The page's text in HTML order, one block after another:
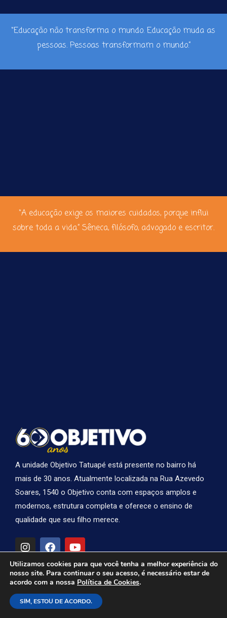
“Educação não transforma o mundo. Educação muda as
pessoas. Pessoas transformam o mundo.”
“A educação exige os maiores cuidados, porque influi
sobre toda a vida.” Sêneca, filósofo, advogado e escritor.
A unidade Objetivo Tatuapé está presente no bairro há
mais de 30 anos. Atualmente localizada na Rua Azevedo
Soares, 1540 o Objetivo conta com espaços amplos e
modernos, estrutura completa e oferece o ensino de
qualidade que seu filho merece.
I
n
s
t
a
g
r
a
F
a
c
e
b
o
o
k
Y
o
u
t
u
b
e
Contatos do Colégio
Rua Azevedo Soares 1.540 - Vila Gomes Cardim -
Utilizamos cookies para que você tenha a melhor experiência do
nosso site. Para continuar o seu acesso, é necessário estar de
acordo com a nossa Política de Cookies.
SIM, ESTOU DE ACORDO.